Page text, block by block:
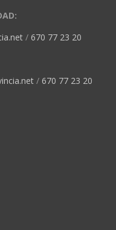
/ 670 77 23 20
/ 670 77 23 20